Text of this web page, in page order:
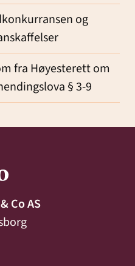
og
fra Høyesterett om
§ 3-9
Co AS